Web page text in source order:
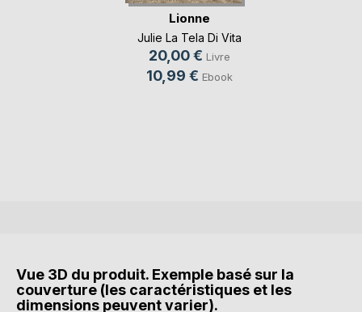
Lionne
Julie La Tela Di Vita
20,00 € Livre
10,99 € Ebook
Vue 3D du produit. Exemple basé sur la
couverture (les caractéristiques et les
dimensions peuvent varier).